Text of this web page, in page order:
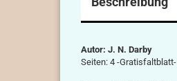
Autor: J. N. Darby
Seiten: 4 -Gratisfaltblatt-